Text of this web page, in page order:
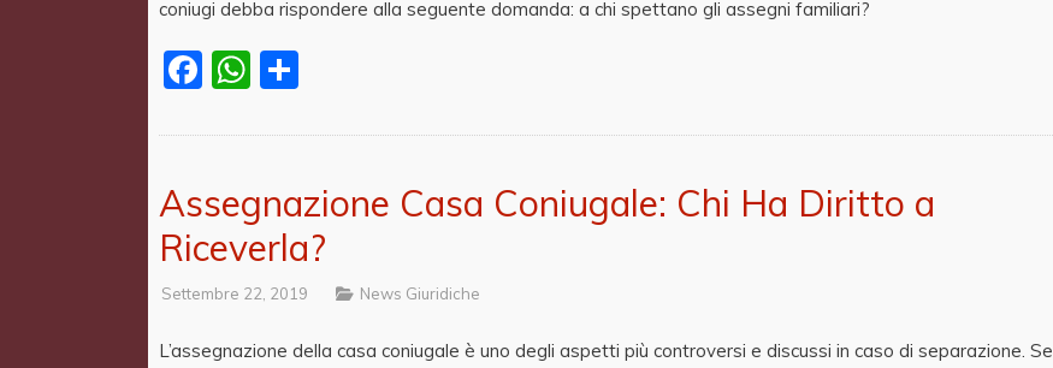
coniugi debba rispondere alla seguente domanda: a chi spettano gli assegni familiari?
Facebook
WhatsApp
Assegnazione Casa Coniugale: Chi Ha Diritto a
Riceverla?
Settembre 22, 2019 News Giuridiche
L’assegnazione della casa coniugale è uno degli aspetti più controversi e discussi in caso di separazione. Se